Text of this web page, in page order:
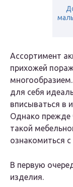
Ассортимент
прихожей
для себя
вписываться в
Однако прежде
такой
ознакомиться
В первую
изделия.